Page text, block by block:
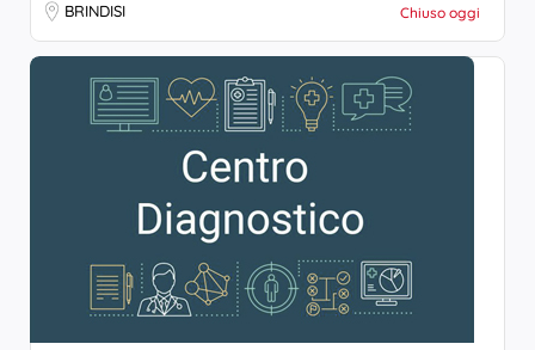
BRINDISI Chiuso oggi